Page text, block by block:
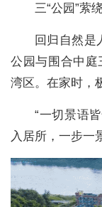
三“公园”萦
回归自然是
公园与围合中庭
湾区。在家时，
“一切景语
入居所，一步一